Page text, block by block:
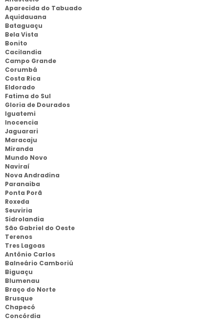
Aparecida do Tabuado
Aquidauana
Bataguaçu
Bela Vista
Bonito
Cacilandia
Campo Grande
Corumbá
Costa Rica
Eldorado
Fatima do Sul
Gloria de Dourados
Iguatemi
Inocencia
Jaguarari
Maracaju
Miranda
Mundo Novo
Naviraí
Nova Andradina
Paranaiba
Ponta Porã
Roxeda
Seuviria
Sidrolandia
São Gabriel do Oeste
Terenos
Tres Lagoas
Antônio Carlos
Balneário Camboriú
Biguaçu
Blumenau
Braço do Norte
Brusque
Chapecó
Concórdia